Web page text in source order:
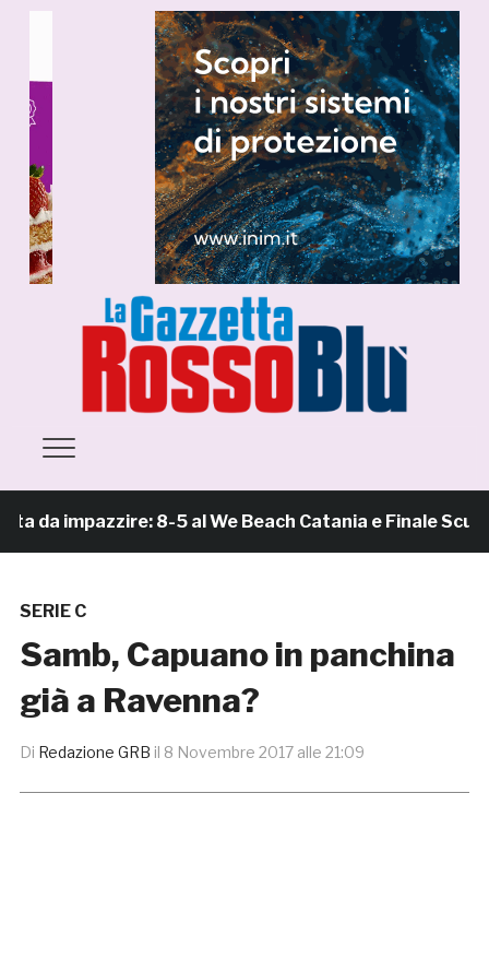
da impazzire: 8-5 al We Beach Catania e Finale
SERIE C
Samb, Capuano in panchina
già a Ravenna?
Di Redazione GRB il 8 Novembre 2017 alle 21:09